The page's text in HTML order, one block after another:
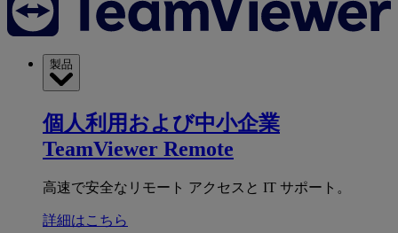
製品
個人利用および中小企業
TeamViewer Remote
高速で安全なリモート アクセスと IT サポート。
詳細はこちら